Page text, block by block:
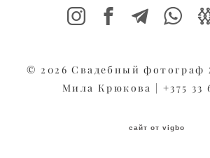
© 2026 Свадебный фотограф
Мила Крюкова | +375 33
сайт от vigbo